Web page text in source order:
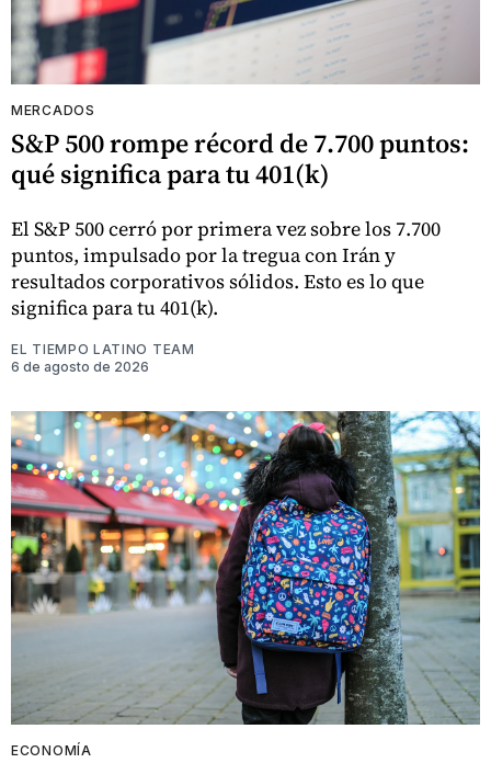
MERCADOS
S&P 500 rompe récord de 7.700 puntos:
qué significa para tu 401(k)
El S&P 500 cerró por primera vez sobre los 7.700
puntos, impulsado por la tregua con Irán y
resultados corporativos sólidos. Esto es lo que
significa para tu 401(k).
EL TIEMPO LATINO TEAM
6 de agosto de 2026
ECONOMÍA